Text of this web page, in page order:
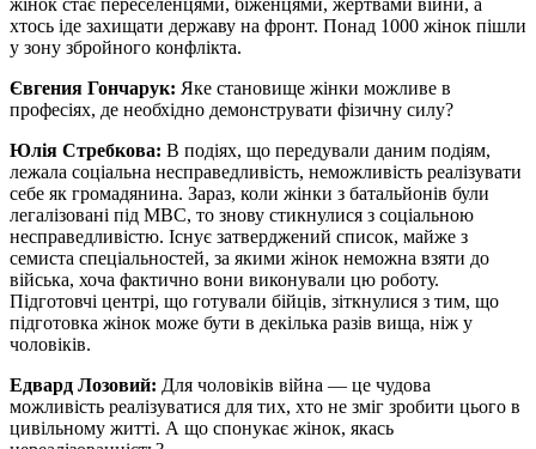
хтось іде захищати державу на фронт. Понад 1000 жінок пішли
у зону збройного конфлікта.
Євгения Гончарук: Яке становище жінки можливе в
професіях, де необхідно демонструвати фізичну силу?
Юлія Стребкова: В подіях, що передували даним подіям,
лежала соціальна несправедливість, неможливість реалізувати
себе як громадянина. Зараз, коли жінки з батальйонів були
легалізовані під МВС, то знову стикнулися з соціальною
несправедливістю. Існує затверджений список, майже з
семиста спеціальностей, за якими жінок неможна взяти до
війська, хоча фактично вони виконували цю роботу.
Підготовчі центрі, що готували бійців, зіткнулися з тим, що
підготовка жінок може бути в декілька разів вища, ніж у
чоловіків.
Едвард Лозовий: Для чоловіків війна — це чудова
можливість реалізуватися для тих, хто не зміг зробити цього в
цивільному житті. А що спонукає жінок, якась